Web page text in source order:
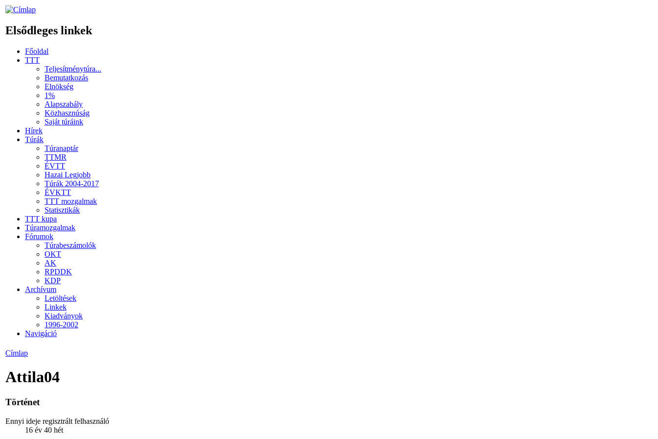
Elsődleges linkek
Főoldal
TTT
Teljesítménytúra...
Bemutatkozás
Elnökség
1%
Alapszabály
Közhasznúság
Saját túráink
Hírek
Túrák
Túranaptár
TTMR
ÉVTT
Hazai Legjobb
Túrák 2004-2017
ÉVKTT
TTT mozgalmak
Statisztikák
TTT kupa
Túramozgalmak
Fórumok
Túrabeszámolók
OKT
AK
RPDDK
KDP
Archívum
Letöltések
Linkek
Kiadványok
1996-2002
Navigáció
Címlap
Attila04
Történet
Ennyi ideje regisztrált felhasználó
16 év 40 hét